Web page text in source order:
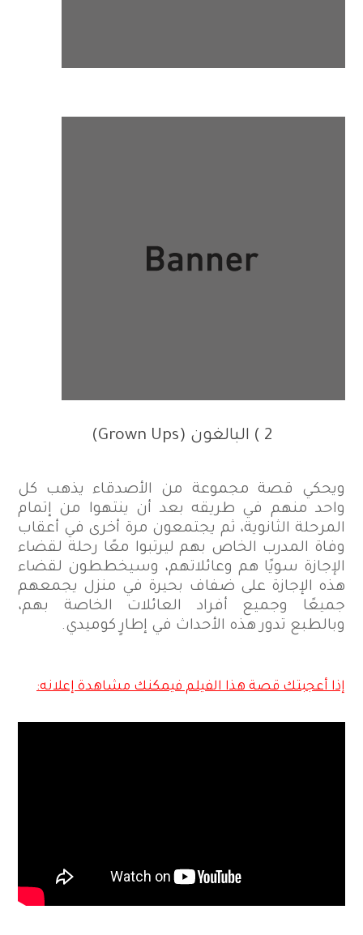
2 ) البالغون ( Grown Ups
)
ويحكي قصة مجموعة من الأصدقاء يذهب كل
واحد منهم في طريقه بعد أن ينتهوا من إتمام
المرحلة الثانوية، ثم يجتمعون مرة أخرى في أعقاب
وفاة المدرب الخاص بهم ليرتبوا معًا رحلة لقضاء
الإجازة سويًا هم وعائلاتهم، وسيخططون لقضاء
هذه الإجازة على ضفاف بحيرة في منزل يجمعهم
جميعًا وجميع أفراد العائلات الخاصة بهم،
وبالطبع تدور هذه الأحداث في إطارٍ كوميدي.
إذا أعجبتك قصة هذا الفيلم فيمكنك مشاهدة إعلانه: